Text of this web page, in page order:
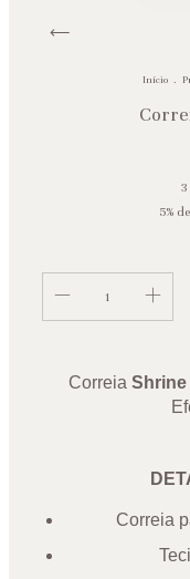
Início .
3
5%
Correia Shrine
Correia